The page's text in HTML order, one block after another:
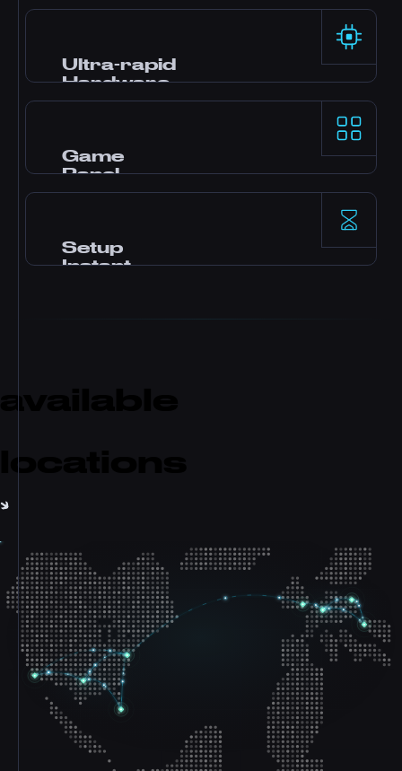
cu fiabilitate garantată prin SLA-ul nostru.
Ultra-rapid
Hardware
game serverele cele mai solicitante.
Game
Panel
backup-uri și monitorizare în timp real.
Setup
Instant